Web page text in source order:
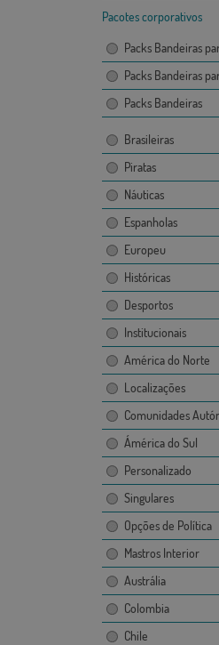
Pacotes corporativos
Packs Bandeiras
Packs Bandeiras
Packs Bandeiras
Brasileiras
Piratas
Náuticas
Espanholas
Europeu
Históricas
Desportos
Institucionais
América do Norte
Localizações
Comunidades
Ámérica do Sul
Personalizado
Singulares
Opções de Política
Mastros Interior
Austrália
Colombia
Chile